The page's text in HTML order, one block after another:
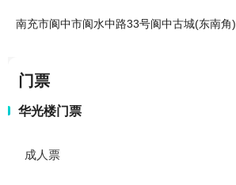
南充市阆中市阆水中路33号阆中古城(东南角)
门票
华光楼门票
成人票